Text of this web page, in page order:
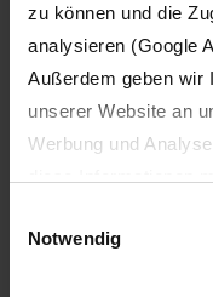
zu können und die
analysieren (Google
Außerdem geben wir
unserer Website an
Werbung und
sie im Rahmen Ihrer
Notwendig